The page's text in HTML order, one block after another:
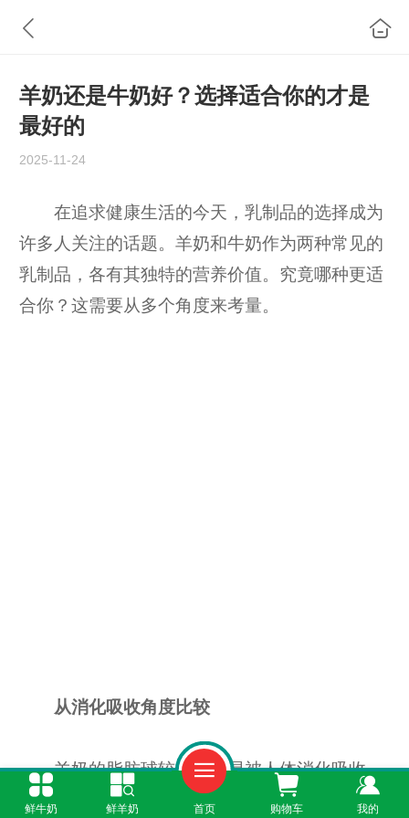
羊奶还是牛奶好？选择适合你的才是
最好的
2025-11-24
在追求健康生活的今天，乳制品的选择成为
许多人关注的话题。羊奶和牛奶作为两种常见的
乳制品，各有其独特的营养价值。究竟哪种更适
合你？这需要从多个角度来考量。
从消化吸收角度比较
羊奶的脂肪球较小，更易被人体消化吸收。
羊奶中的蛋白质形成的凝乳较软，在胃中停留时
鲜牛奶 鲜羊奶 首页 购物车 我的